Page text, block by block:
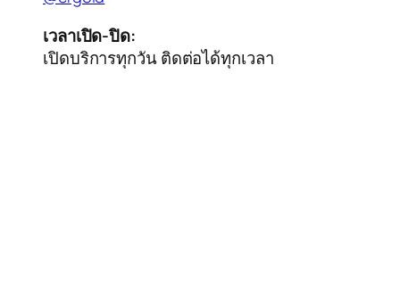
เวลาเปิด-ปิด:
เปิดบริการทุกวัน ติดต่อได้ทุกเวลา